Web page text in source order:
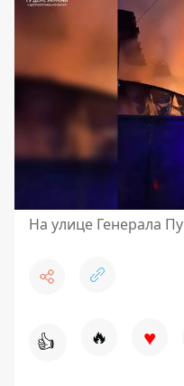
На улице Генерала
👍 🔥 ♥